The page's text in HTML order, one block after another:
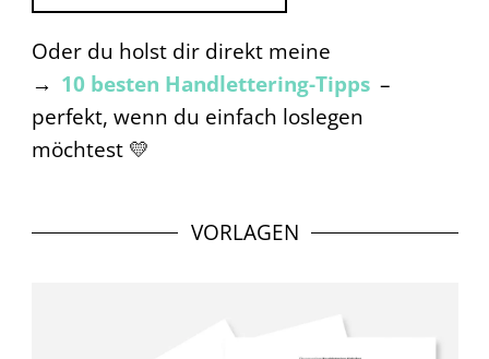
Oder du holst dir direkt meine
→ 10 besten Handlettering-Tipps –
perfekt, wenn du einfach loslegen
möchtest 💛
VORLAGEN